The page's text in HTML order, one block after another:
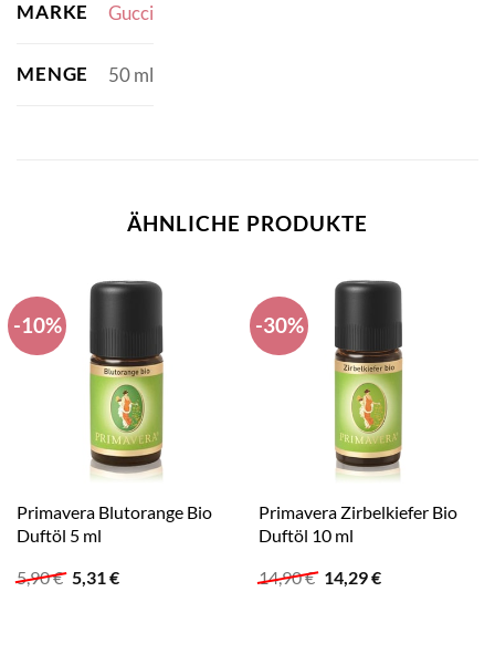
MARKE Gucci
MENGE 50 ml
ÄHNLICHE PRODUKTE
-10%
Primavera Blutorange Bio
Duftöl 5 ml
5,90€ Ursprünglicher
Preis
5,31 €Aktueller
-30%
Primavera Zirbelkiefer Bio
Duftöl 10 ml
14,90€ Ursprünglicher
Preis
14,29€Aktueller